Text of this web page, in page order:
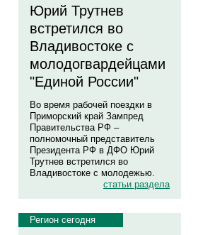
Юрий Трутнев
встретился во
Владивостоке с
молодогвардейцами
"Единой России"
Во время рабочей поездки в
Приморский край Зампред
Правительства РФ –
полномочный представитель
Президента РФ в ДФО Юрий
Трутнев встретился во
Владивостоке с молодежью.
статьи раздела
Регион сегодня